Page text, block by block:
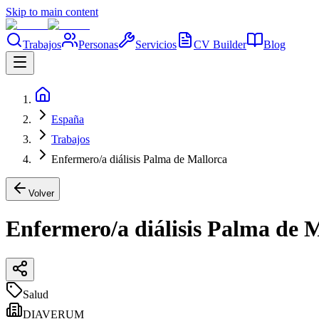
Skip to main content
Trabajos Personas Servicios CV Builder Blog
España
Trabajos
Enfermero/a diálisis Palma de Mallorca
Volver
Enfermero/a diálisis Palma de
Salud
DIAVERUM